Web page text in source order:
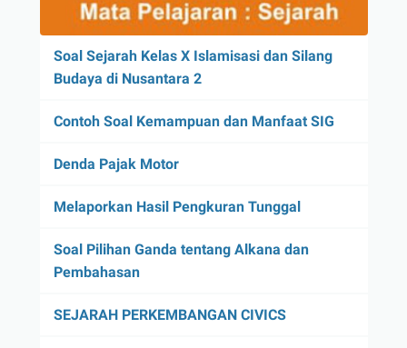
Soal Sejarah Kelas X Islamisasi dan Silang
Budaya di Nusantara 2
Contoh Soal Kemampuan dan Manfaat SIG
Denda Pajak Motor
Melaporkan Hasil Pengkuran Tunggal
Soal Pilihan Ganda tentang Alkana dan
Pembahasan
SEJARAH PERKEMBANGAN CIVICS